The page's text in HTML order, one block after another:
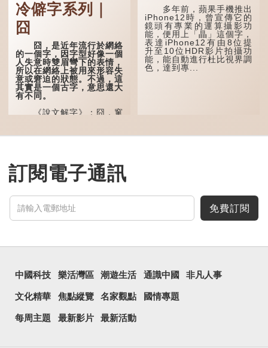
「朤朤乾坤，捨我其
誰。」乾坤是《周易》中的
兩個卦名，這裏指天地、宇
宙等，形容政治清明，天下
太平！
「天空朤朤，任鳥兒高
飛。」也是指天清氣明，鳥
兒可高飛。
「朤朤脆脆」就是形容
辦事爽快乾脆。我們熟...
冷僻字系列｜
囧
囧，是近年流行於網絡
的一個字，因字型好像一個
人失意時雙眉彎下的表情，
所以在網絡上被用來形容失
意或窘迫的狀態。不過，這
其實是一個古字，意思還大
有不同。
《說文解字》：囧，窻
一樣都是「窗」的象形字。
種黍。
這個古字十分少用，直
行表情符號，這個字也被網
民當做表情符號來用。
囧字的「八」像一對委
多年前，蘋果手機推出
iPhone12時，曾宣傳它的
鏡頭有專業的運算攝影功
能，便用上「瞐」這個字，
表達iPhone12有由8位提
升至10位HDR影片拍攝功
能，能自動進行杜比視界調
色，達到專...
訂閱電子通訊
免費訂閱
中國科技 樂活灣區 潮遊生活 通識中國 非凡人事
文化精華 焦點縱覽 名家觀點 國情專題
每周主題 最新影片 最新活動